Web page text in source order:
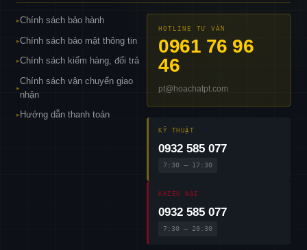
▸Chính sách bảo hành
▸Chính sách bảo mật thông tin
▸Chính sách kiểm hàng, đổi trả
▸
Chính sách vận chuyển giao
nhận
▸ Hướng dẫn thanh toán
HOTLINE TƯ VẤN
0961 76 96
46
pt@hoachatpt.com
KỸ THUẬT
0932 585 077
7:30 – 17:30
KHIẾU NẠI
0932 585 077
7:30 – 20:30